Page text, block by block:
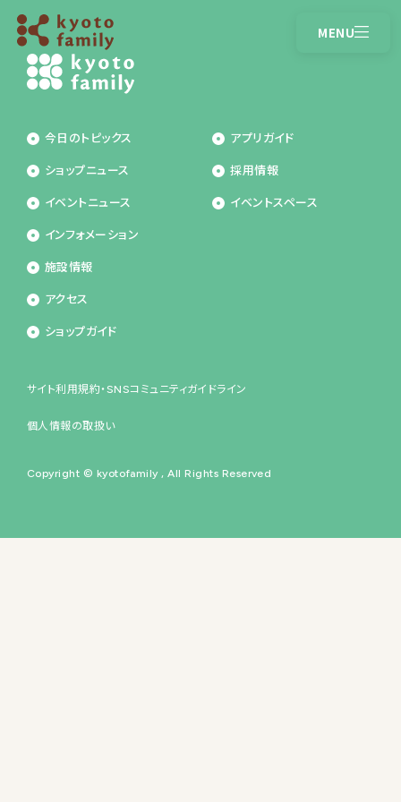
MENU
CLOSE
営業時間
トピックス ショップガイド
イベントニュース ショップニュース
アプリガイド
採用情報
60の専門店
今日のトピックス
ショップニュース
イベントニュース
インフォメーション
施設情報
アクセス
ショップガイド
アプリガイド
採用情報
イベントスペース
サイト利用規約・SNSコミュニティガイドライン
個人情報の取扱い
Copyright © kyotofamily , All Rights Reserved